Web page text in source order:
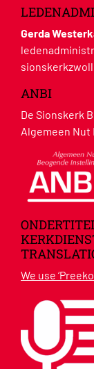
Gerda
ANBI
De Sionskerk
Algemeen Nut
We use